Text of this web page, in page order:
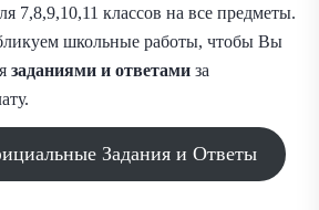
7,8,9,10,11 классов на все предметы.
школьные работы, чтобы Вы
заданиями и ответами за
Задания и Ответы